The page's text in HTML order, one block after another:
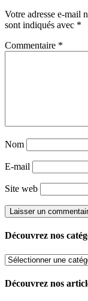
Votre adresse e-mail
sont indiqués avec *
Commentaire *
Nom
E-mail
Site web
Découvrez nos
Découvrez
catégories
Découvrez nos